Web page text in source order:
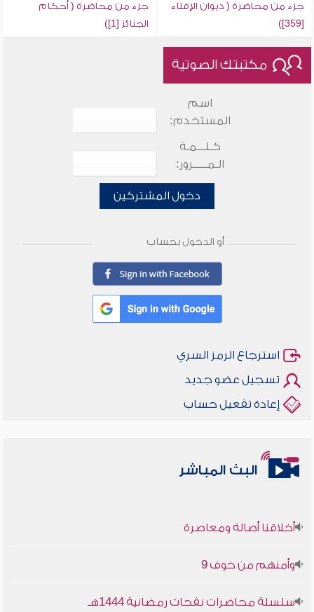
جزء من محاضرة ( ديوان الإفتاء
[359])
جزء من محاضرة ( أحكام
الجنائز [1])
مكتبتك الصوتية
اسم
المستخدم:
كـلـــمـة
الـمـــــرور:
دخول المشتركين
أو الدخول بحساب
استرجاع الرمز السري
تسجيل عضو جديد
إعادة تفعيل حساب
البث المباشر
أخلاقنا أصالة ومعاصرة
وأمنهم من خوف 9
سلسلة محاضرات نفحات رمضانية 1444هـ